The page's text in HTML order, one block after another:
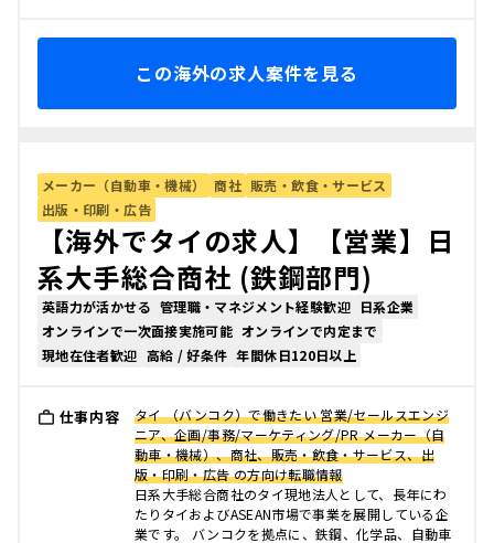
この海外の求人案件を見る
メーカー（自動車・機械） 商社 販売・飲食・サービス
出版・印刷・広告
【海外でタイの求人】【営業】日
系大手総合商社 (鉄鋼部門)
英語力が活かせる 管理職・マネジメント経験歓迎 日系企業
オンラインで一次面接実施可能 オンラインで内定まで
現地在住者歓迎 高給 / 好条件 年間休日120日以上
仕事内容
タイ （バンコク）で働きたい 営業/セールスエンジ
ニア、企画/事務/マーケティング/PR メーカー（自
動車・機械）、商社、販売・飲食・サービス、出
版・印刷・広告 の方向け転職情報
日系大手総合商社のタイ現地法人として、長年にわ
たりタイおよびASEAN市場で事業を展開している企
業です。 バンコクを拠点に、鉄鋼、化学品、自動車